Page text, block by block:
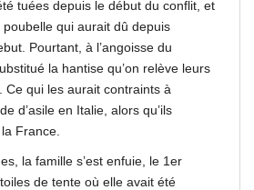
tuées depuis le début du conflit, et
qui aurait dû depuis
Pourtant, à l’angoisse du
la hantise qu’on relève leurs
Ce qui les aurait contraints à
d’asile en Italie, alors qu’ils
France.
la famille s’est enfuie, le 1er
de tente où elle avait été